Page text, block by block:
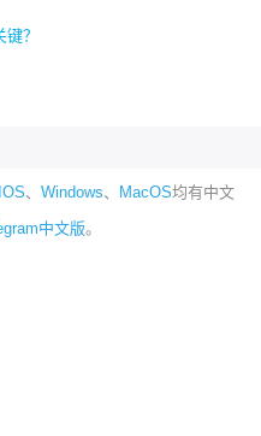
？
IOS、 Windows、 MacOS均有中文
中文版。